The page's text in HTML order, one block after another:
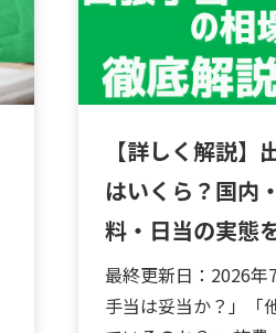
【詳しく解説】
はいくら？国内
料・日当の実態
最終更新日：2026年
手当は妥当か？」「